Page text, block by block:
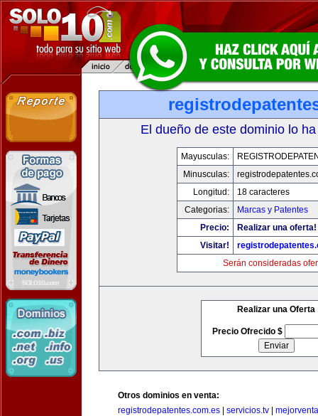
El dueño de este dominio lo
Mayusculas:
Minusculas:
Longitud:
18 caracteres
Categorias:
Marcas y Patentes
Precio:
Realizar una oferta!
Visitar!
Serán consideradas
Realizar una Oferta
Precio Ofrecido $
Otros dominios en venta:
registrodepatentes.com.es
servicios.tv